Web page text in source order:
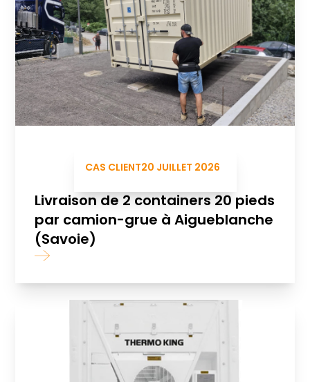
CAS CLIENT20 JUILLET 2026
Livraison de 2 containers 20 pieds
par camion-grue à Aigueblanche
(Savoie)